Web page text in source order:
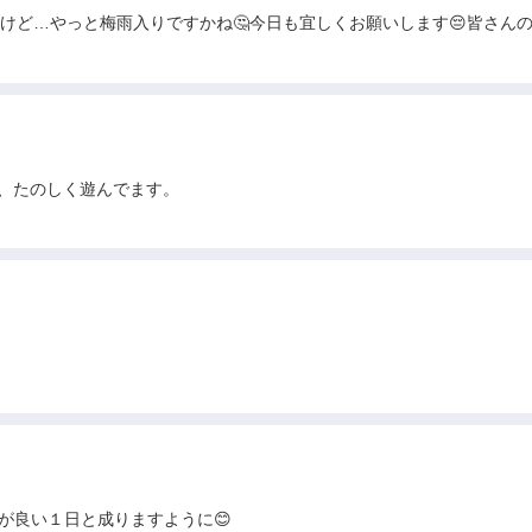
…やっと梅雨入りですかね🤔今日も宜しくお願いします😔皆さん
のしく遊んでます。
良い１日と成りますように😊